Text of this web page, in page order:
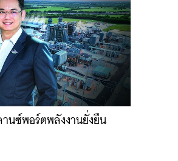
านซ์พอร์ตพลังงานยั่งยืน